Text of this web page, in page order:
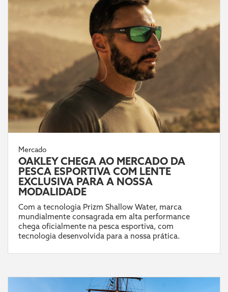
Mercado
OAKLEY CHEGA AO MERCADO DA
PESCA ESPORTIVA COM LENTE
EXCLUSIVA PARA A NOSSA
MODALIDADE
Com a tecnologia Prizm Shallow Water, marca
mundialmente consagrada em alta performance
chega oficialmente na pesca esportiva, com
tecnologia desenvolvida para a nossa prática.